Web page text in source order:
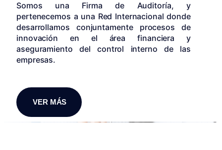
Somos una Firma de Auditoría, y
pertenecemos a una Red Internacional donde
desarrollamos conjuntamente procesos de
innovación en el área financiera y
aseguramiento del control interno de las
empresas.
VER MÁS